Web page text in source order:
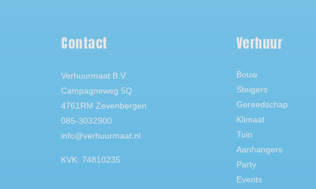
Contact
Verhuurmaat B.V.
Campagneweg 5Q
4761RM Zevenbergen
085-3032900
info@verhuurmaat.nl
KVK: 74810235
Verhuur
Bouw
Steigers
Gereedschap
Klimaat
Tuin
Aanhangers
Party
Events